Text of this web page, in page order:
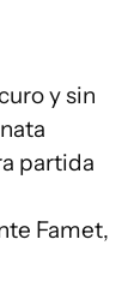
y sin
partida
Famet,